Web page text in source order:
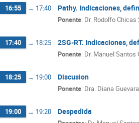
Dario Silva
Eduardo José
Francisco
German Juan Rijo
Javier Ochoa
Jessica Vilanova
Jose Antonio
Jose Maria
16:55 → 17:40 Pathy. Indicaciones,
Ponente: Dr. Rodolfo
17:40 → 18:25 2SG-RT. Indicaciones,
Ponente: Dr. Manuel Santos
18:25 → 19:00 Discusion
Ponente: Dra. Diana
19:00 → 19:20 Despedida